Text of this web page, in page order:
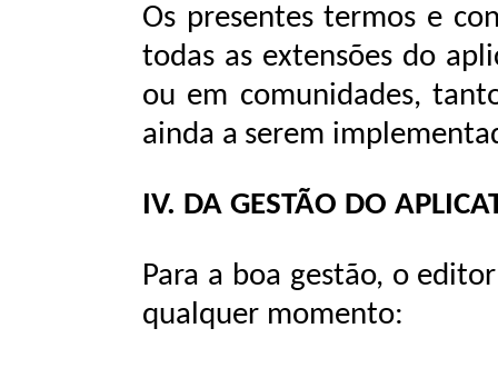
Os presentes termos e
todas as extensões do
ou em comunidades,
ainda a serem
IV. DA GESTÃO DO
Para a boa gestão, o editor
qualquer momento: